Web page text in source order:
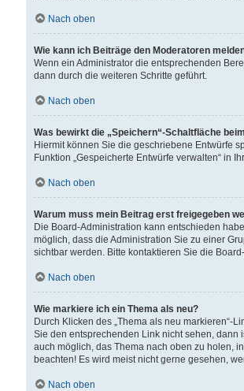
Nach oben
Wie kann ich Beiträge den Moderatoren
Wenn ein Administrator die entsprechenden
dann durch die weiteren Schritte geführt.
Nach oben
Was bewirkt die „Speichern“-Schaltfläche
Hiermit können Sie die geschriebene Entwürfe
Funktion „Gespeicherte Entwürfe verwalten“ in
Nach oben
Warum muss mein Beitrag erst freigegeben
Die Board-Administration kann entschieden
möglich, dass die Administration Sie zu einer
sichtbar werden. Bitte kontaktieren Sie die
Nach oben
Wie markiere ich ein Thema als neu?
Durch Klicken des „Thema als neu markieren“-
Sie den entsprechenden Link nicht sehen, dann
auch möglich, das Thema nach oben zu holen,
beachten! Es wird meist nicht gerne gesehen,
Nach oben